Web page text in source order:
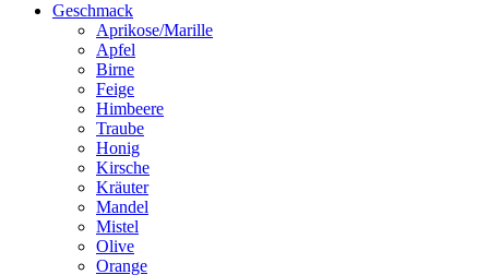
Geschmack
Aprikose/Marille
Apfel
Birne
Feige
Himbeere
Traube
Honig
Kirsche
Kräuter
Mandel
Mistel
Olive
Orange